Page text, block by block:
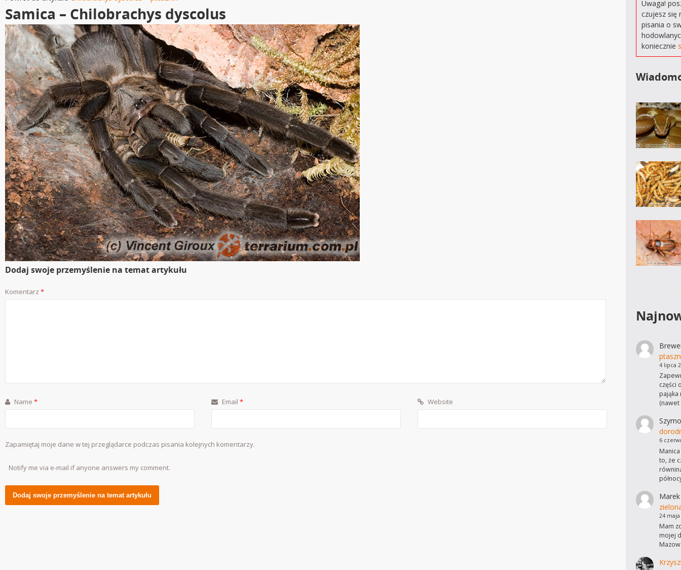
Samica – Chilobrachys dyscolus
Dodaj swoje przemyślenie na temat artykułu
Komentarz *
Name * Email * Website
Zapamiętaj moje dane w tej przeglądarce podczas pisania kolejnych komentarzy.
Notify me via e-mail if anyone answers my comment.
Uwaga!
czujesz się
pisania o
koniecznie
4 lipca
części
pająka
6
to, że
Marek
24 maja
Mam
mojej